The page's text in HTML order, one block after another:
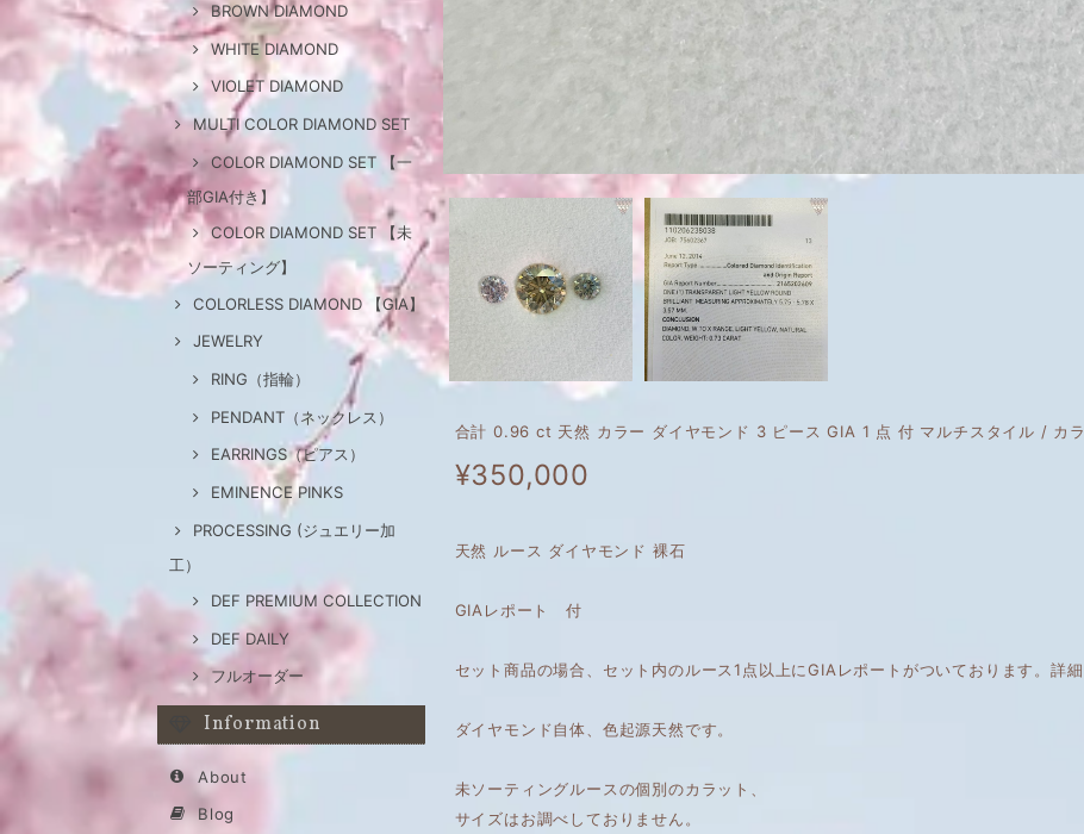
BROWN DIAMOND
WHITE DIAMOND
VIOLET DIAMOND
MULTI COLOR DIAMOND SET
COLOR DIAMOND SET 【一
部GIA付き】
COLOR DIAMOND SET 【未
ソーティング】
COLORLESS DIAMOND 【GIA】
JEWELRY
RING（指輪）
PENDANT（ネックレス）
EARRINGS（ピアス）
EMINENCE PINKS
PROCESSING (ジュエリー加
工）
DEF PREMIUM COLLECTION
DEF DAILY
フルオーダー
Information
About
Blog
合計 0.96 ct 天然 カラー ダイヤモンド 3 ピース GIA 1 点 付 マルチスタイル / カ
¥350,000
天然 ルース ダイヤモンド 裸石
GIAレポート 付
セット商品の場合、セット内のルース1点以上にGIAレポートがついております。詳
ダイヤモンド自体、色起源天然です。
未ソーティングルースの個別のカラット、
サイズはお調べしておりません。